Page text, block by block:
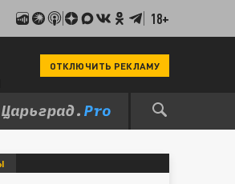
18+
ОТКЛЮЧИТЬ РЕКЛАМУ